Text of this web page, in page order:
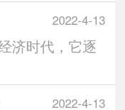
2022-4-13
济时代，它逐
2022-4-13